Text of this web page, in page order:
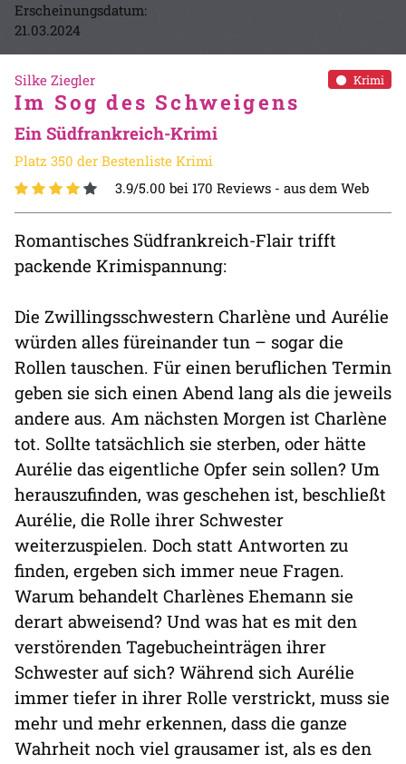
Erscheinungsdatum:
21.03.2024
Krimi
Silke Ziegler
Im Sog des Schweigens
Ein Südfrankreich-Krimi
Platz 350 der Bestenliste Krimi
3.9/5.00 bei 170 Reviews - aus dem Web
Romantisches Südfrankreich-Flair trifft
packende Krimispannung:
Die Zwillingsschwestern Charlène und Aurélie
würden alles füreinander tun – sogar die
Rollen tauschen. Für einen beruflichen Termin
geben sie sich einen Abend lang als die jeweils
andere aus. Am nächsten Morgen ist Charlène
tot. Sollte tatsächlich sie sterben, oder hätte
Aurélie das eigentliche Opfer sein sollen? Um
herauszufinden, was geschehen ist, beschließt
Aurélie, die Rolle ihrer Schwester
weiterzuspielen. Doch statt Antworten zu
finden, ergeben sich immer neue Fragen.
Warum behandelt Charlènes Ehemann sie
derart abweisend? Und was hat es mit den
verstörenden Tagebucheinträgen ihrer
Schwester auf sich? Während sich Aurélie
immer tiefer in ihrer Rolle verstrickt, muss sie
mehr und mehr erkennen, dass die ganze
Wahrheit noch viel grausamer ist, als es den